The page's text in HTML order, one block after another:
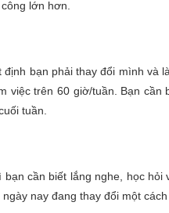
lớn hơn.
bạn phải thay đổi mình và
việc trên 60 giờ/tuần. Bạn
tuần.
cần biết lắng nghe, học
nay đang thay đổi một cách